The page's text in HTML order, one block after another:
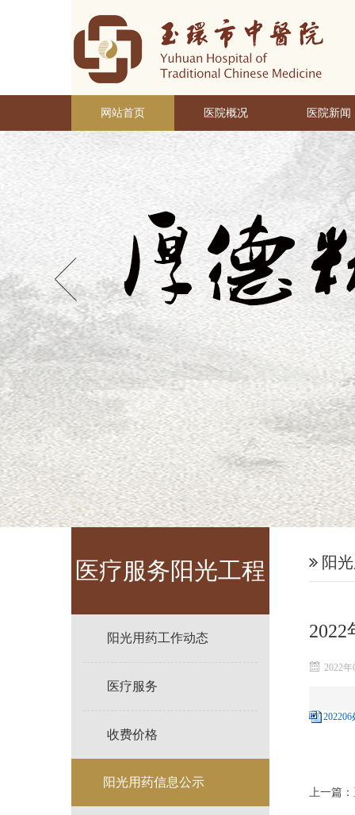
网站首页 医院概况 医院新闻
医疗服务阳光工程
阳光用药工作动态
医疗服务
收费价格
阳光用药信息公示
阳
2022
上一篇：